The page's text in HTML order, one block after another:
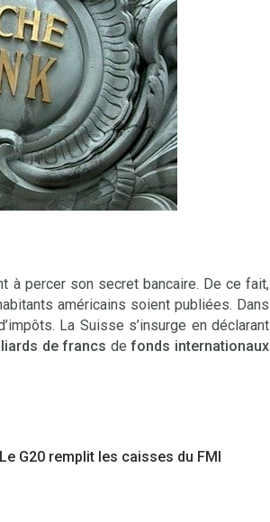
à percer son secret bancaire. De ce fait,
américains soient publiées. Dans
La Suisse s’insurge en déclarant
de francs defonds internationaux
Le G20 remplit les caisses du FMI